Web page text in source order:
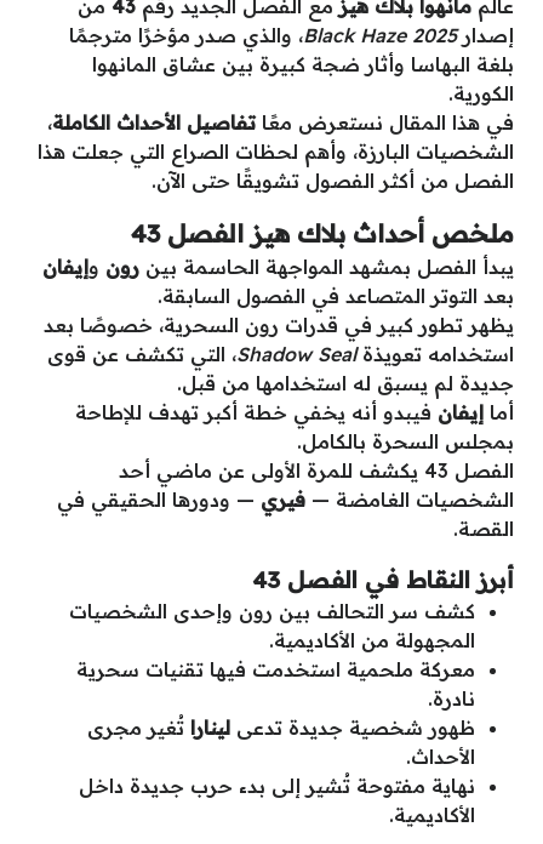
عالم مانهوا بلاك هيز مع الفصل الجديد رقم 43 من
إصدارBlack Haze 2025، والذي صدر مؤخرًا مترجمًا
بلغة البهاسا وأثار ضجة كبيرة بين عشاق المانهوا
الكورية.
في هذا المقال نستعرض معًاتفاصيل الأحداث الكاملة،
الشخصيات البارزة، وأهم لحظات الصراع التي جعلت هذا
الفصل من أكثر الفصول تشويقًا حتى الآن.
ملخص أحداث بلاك هيز الفصل 43
يبدأ الفصل بمشهد المواجهة الحاسمة بين رون وإيفان
بعد التوتر المتصاعد في الفصول السابقة.
يظهر تطور كبير في قدرات رون السحرية، خصوصًا بعد
استخدامه تعويذةShadow Seal، التي تكشف عن قوى
جديدة لم يسبق له استخدامها من قبل.
أما إيفان فيبدو أنه يخفي خطة أكبر تهدف للإطاحة
بمجلس السحرة بالكامل.
الفصل 43 يكشف للمرة الأولى عن ماضي أحد
الشخصيات الغامضة — فيري — ودورها الحقيقي في
القصة.
أبرز النقاط في الفصل 43
كشف سر التحالف بين رون وإحدى الشخصيات
المجهولة من الأكاديمية.
معركة ملحمية استخدمت فيها تقنيات سحرية
نادرة.
ظهور شخصية جديدة تدعى لينارا تُغير مجرى
الأحداث.
نهاية مفتوحة تُشير إلى بدء حرب جديدة داخل
الأكاديمية.